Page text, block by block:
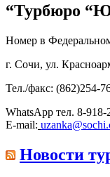
“Турбюро
Номер в
г. Сочи, ул.
Тел./факс: (862)254-
WhatsApp тел. 8-918-
E-mail:
Новости